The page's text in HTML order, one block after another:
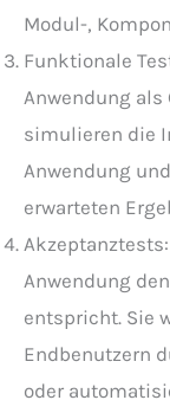
Modul-,
Funktionale
Anwendung
simulieren die
Anwendung
erwarteten
Anwendung
entspricht. Sie
Endbenutzern
oder